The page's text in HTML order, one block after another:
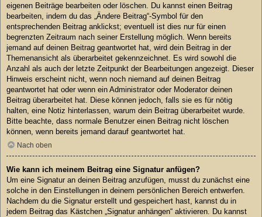
eigenen Beiträge bearbeiten oder löschen. Du kannst einen Beitrag
bearbeiten, indem du das „Ändere Beitrag“-Symbol für den
entsprechenden Beitrag anklickst; eventuell ist dies nur für einen
begrenzten Zeitraum nach seiner Erstellung möglich. Wenn bereits
jemand auf deinen Beitrag geantwortet hat, wird dein Beitrag in der
Themenansicht als überarbeitet gekennzeichnet. Es wird sowohl die
Anzahl als auch der letzte Zeitpunkt der Bearbeitungen angezeigt. Dieser
Hinweis erscheint nicht, wenn noch niemand auf deinen Beitrag
geantwortet hat oder wenn ein Administrator oder Moderator deinen
Beitrag überarbeitet hat. Diese können jedoch, falls sie es für nötig
halten, eine Notiz hinterlassen, warum dein Beitrag überarbeitet wurde.
Bitte beachte, dass normale Benutzer einen Beitrag nicht löschen
können, wenn bereits jemand darauf geantwortet hat.
Nach oben
Wie kann ich meinem Beitrag eine Signatur anfügen?
Um eine Signatur an deinen Beitrag anzufügen, musst du zunächst eine
solche in den Einstellungen in deinem persönlichen Bereich entwerfen.
Nachdem du die Signatur erstellt und gespeichert hast, kannst du in
jedem Beitrag das Kästchen „Signatur anhängen“ aktivieren. Du kannst